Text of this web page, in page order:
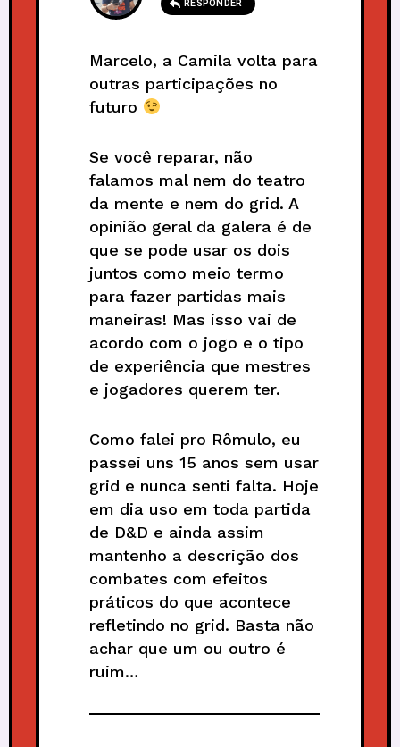
RESPONDER
Marcelo, a Camila volta para
outras participações no
futuro
Se você reparar, não
falamos mal nem do teatro
da mente e nem do grid. A
opinião geral da galera é de
que se pode usar os dois
juntos como meio termo
para fazer partidas mais
maneiras! Mas isso vai de
acordo com o jogo e o tipo
de experiência que mestres
e jogadores querem ter.
Como falei pro Rômulo, eu
passei uns 15 anos sem usar
grid e nunca senti falta. Hoje
em dia uso em toda partida
de D&D e ainda assim
mantenho a descrição dos
combates com efeitos
práticos do que acontece
refletindo no grid. Basta não
achar que um ou outro é
ruim…